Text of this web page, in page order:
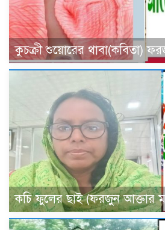
কুচক্রী শুয়োরের থাবা(কবিতা)
কচি ফুলের ছাই (ফরজুন আক্তার